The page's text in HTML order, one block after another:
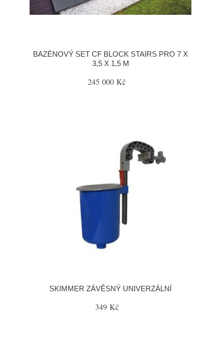
BAZÉNOVÝ SET CF BLOCK STAIRS PRO 7 X
3,5 X 1,5 M
245 000 Kč
SKIMMER ZÁVĚSNÝ UNIVERZÁLNÍ
349 Kč